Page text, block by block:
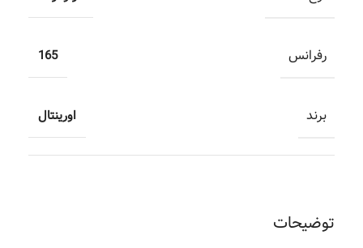
توضیحات
رفرانس 165
برند اورینتال